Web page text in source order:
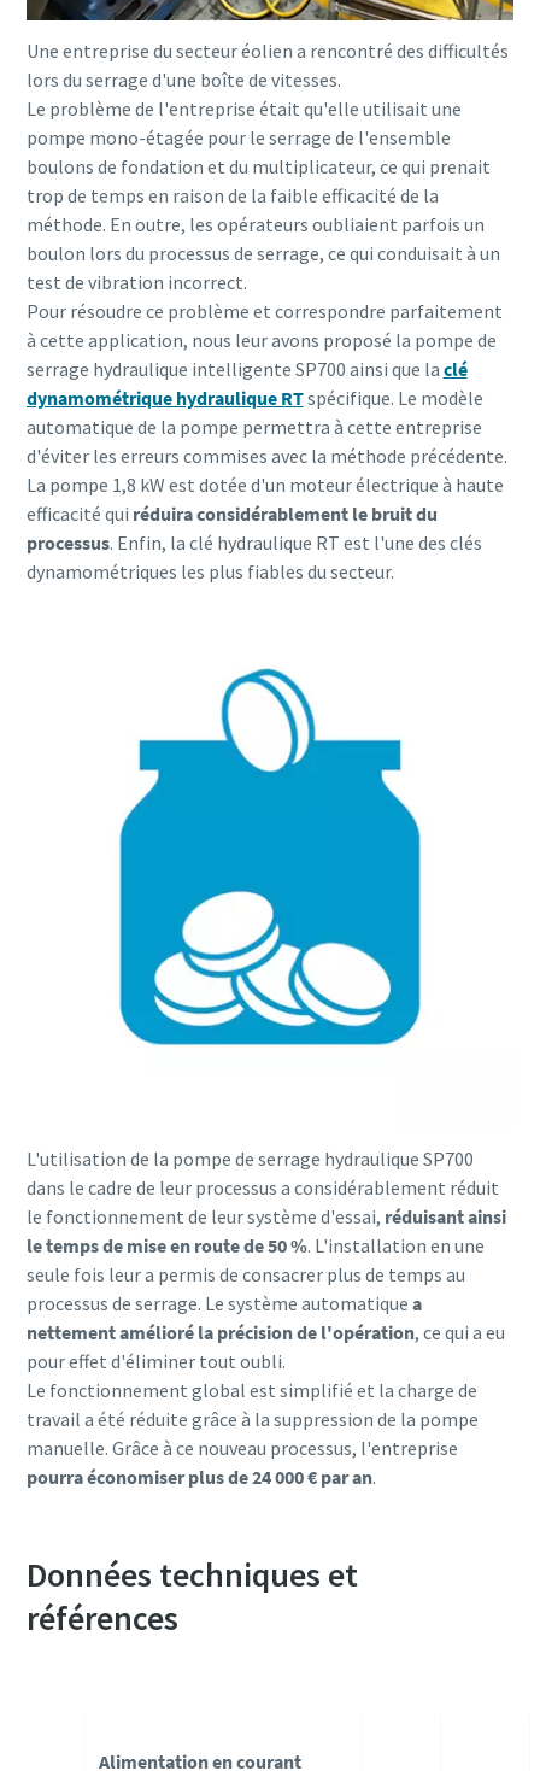
Une entreprise du secteur éolien a rencontré des difficultés
lors du serrage d'une boîte de vitesses.
Le problème de l'entreprise était qu'elle utilisait une
pompe mono-étagée pour le serrage de l'ensemble
boulons de fondation et du multiplicateur, ce qui prenait
trop de temps en raison de la faible efficacité de la
méthode. En outre, les opérateurs oubliaient parfois un
boulon lors du processus de serrage, ce qui conduisait à un
test de vibration incorrect.
Pour résoudre ce problème et correspondre parfaitement
à cette application, nous leur avons proposé la pompe de
serrage hydraulique intelligente SP700 ainsi que la clé
dynamométrique hydraulique RTspécifique. Le modèle
automatique de la pompe permettra à cette entreprise
d'éviter les erreurs commises avec la méthode précédente.
La pompe 1,8 kW est dotée d'un moteur électrique à haute
efficacité qui réduira considérablement le bruit du
processus. Enfin, la clé hydraulique RT est l'une des clés
dynamométriques les plus fiables du secteur.
L'utilisation de la pompe de serrage hydraulique SP700
dans le cadre de leur processus a considérablement réduit
le fonctionnement de leur système d'essai, réduisant ainsi
le temps de mise en route de 50 %. L'installation en une
seule fois leur a permis de consacrer plus de temps au
processus de serrage. Le système automatique a
nettement amélioré la précision de l'opération, ce qui a eu
pour effet d'éliminer tout oubli.
Le fonctionnement global est simplifié et la charge de
travail a été réduite grâce à la suppression de la pompe
manuelle. Grâce à ce nouveau processus, l'entreprise
pourra économiser plus de 24 000 € par an.
Données techniques et
références
Alimentation en courant